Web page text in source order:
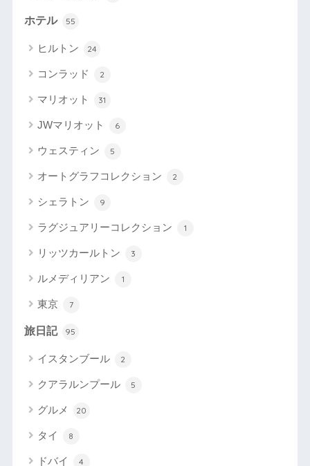
ホテル 55
ヒルトン 24
コンラッド 2
マリオット 31
JWマリオット 6
ウェスティン 5
オートグラフコレクション 2
シェラトン 9
ラグジュアリーコレクション 1
リッツカールトン 3
ルメディリアン 1
東京 7
旅日記 95
イスタンブール 2
クアラルンプール 5
グルメ 20
タイ 8
ドバイ 4